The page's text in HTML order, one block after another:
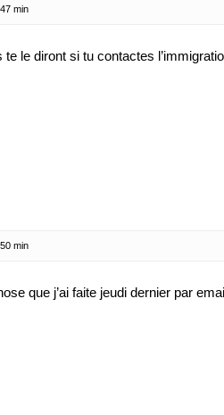
min
te le diront si tu contactes
min
que j’ai faite jeudi dernier par